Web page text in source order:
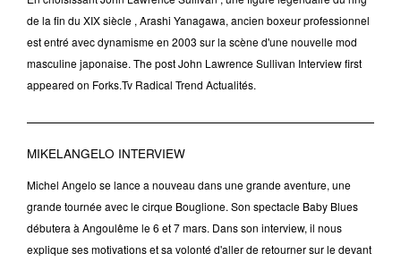
de la fin du XIX siècle , Arashi Yanagawa, ancien boxeur professionnel
est entré avec dynamisme en 2003 sur la scène d'une nouvelle mod
masculine japonaise. The post John Lawrence Sullivan Interview first
appeared on Forks.Tv Radical Trend Actualités.
MIKELANGELO INTERVIEW
Michel Angelo se lance a nouveau dans une grande aventure, une
grande tournée avec le cirque Bouglione. Son spectacle Baby Blues
débutera à Angoulême le 6 et 7 mars. Dans son interview, il nous
explique ses motivations et sa volonté d'aller de retourner sur le devant